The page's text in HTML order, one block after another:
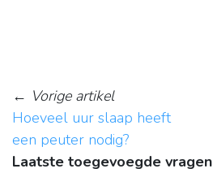
← Vorige artikel
Hoeveel uur slaap heeft
een peuter nodig?
Laatste toegevoegde vragen